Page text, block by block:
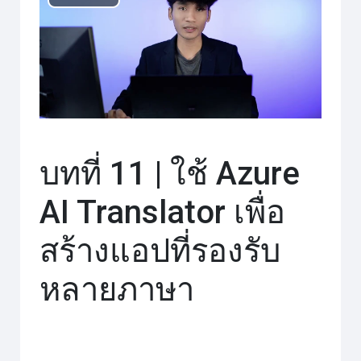
เล่น
วิดีโอ
บทที่ 11 | ใช้ Azure
AI Translator เพื่อ
สร้างแอปที่รองรับ
หลายภาษา